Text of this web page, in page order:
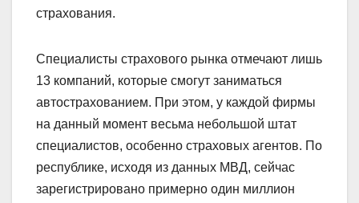
страхования.
Специалисты страхового рынка отмечают лишь
13 компаний, которые смогут заниматься
автострахованием. При этом, у каждой фирмы
на данный момент весьма небольшой штат
специалистов, особенно страховых агентов. По
республике, исходя из данных МВД, сейчас
зарегистрировано примерно один миллион